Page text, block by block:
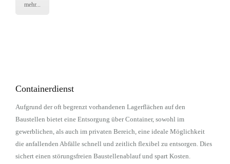
mehr...
Containerdienst
Aufgrund der oft begrenzt vorhandenen Lagerflächen auf den
Baustellen bietet eine Entsorgung über Container, sowohl im
gewerblichen, als auch im privaten Bereich, eine ideale Möglichkeit
die anfallenden Abfälle schnell und zeitlich flexibel zu entsorgen. Dies
sichert einen störungsfreien Baustellenablauf und spart Kosten.